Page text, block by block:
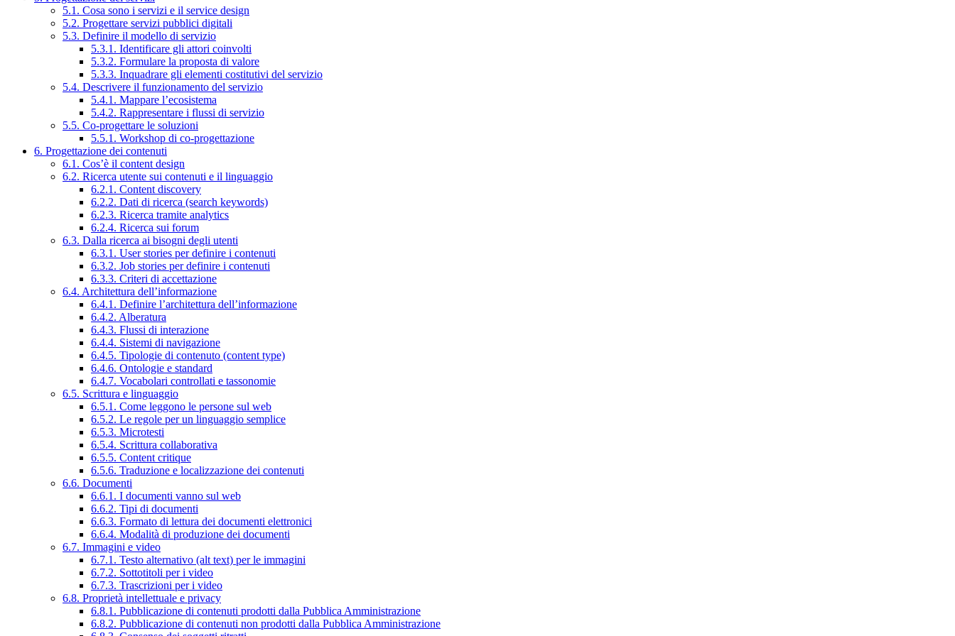
5.1. Cosa sono i servizi e il service design
5.2. Progettare servizi pubblici digitali
5.3. Definire il modello di servizio
5.3.1. Identificare gli attori coinvolti
5.3.2. Formulare la proposta di valore
5.3.3. Inquadrare gli elementi costitutivi del servizio
5.4. Descrivere il funzionamento del servizio
5.4.1. Mappare l’ecosistema
5.4.2. Rappresentare i flussi di servizio
5.5. Co-progettare le soluzioni
5.5.1. Workshop di co-progettazione
6. Progettazione dei contenuti
6.1. Cos’è il content design
6.2. Ricerca utente sui contenuti e il linguaggio
6.2.1. Content discovery
6.2.2. Dati di ricerca (search keywords)
6.2.3. Ricerca tramite analytics
6.2.4. Ricerca sui forum
6.3. Dalla ricerca ai bisogni degli utenti
6.3.1. User stories per definire i contenuti
6.3.2. Job stories per definire i contenuti
6.3.3. Criteri di accettazione
6.4. Architettura dell’informazione
6.4.1. Definire l’architettura dell’informazione
6.4.2. Alberatura
6.4.3. Flussi di interazione
6.4.4. Sistemi di navigazione
6.4.5. Tipologie di contenuto (content type)
6.4.6. Ontologie e standard
6.4.7. Vocabolari controllati e tassonomie
6.5. Scrittura e linguaggio
6.5.1. Come leggono le persone sul web
6.5.2. Le regole per un linguaggio semplice
6.5.3. Microtesti
6.5.4. Scrittura collaborativa
6.5.5. Content critique
6.5.6. Traduzione e localizzazione dei contenuti
6.6. Documenti
6.6.1. I documenti vanno sul web
6.6.2. Tipi di documenti
6.6.3. Formato di lettura dei documenti elettronici
6.6.4. Modalità di produzione dei documenti
6.7. Immagini e video
6.7.1. Testo alternativo (alt text) per le immagini
6.7.2. Sottotitoli per i video
6.7.3. Trascrizioni per i video
6.8. Proprietà intellettuale e privacy
6.8.1. Pubblicazione di contenuti prodotti dalla Pubblica Amministrazione
6.8.2. Pubblicazione di contenuti non prodotti dalla Pubblica Amministrazione